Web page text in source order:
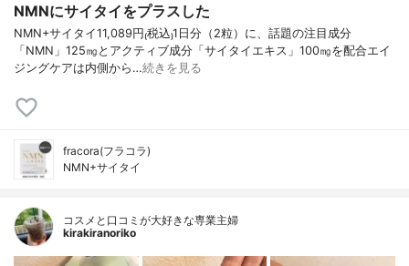
NMNにサイタイをプラスした
NMN+サイタイ11,089円₍税込₎1日分（2粒）に、話題の注目成分
「NMN」125㎎とアクティブ成分「サイタイエキス」100㎎を配合エイ
ジングケアは内側から…続きを見る
fracora(フラコラ)
NMN+サイタイ
コスメと口コミが大好きな専業主婦
kirakiranoriko